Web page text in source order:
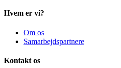
Hvem er vi?
Om os
Samarbejdspartnere
Kontakt os